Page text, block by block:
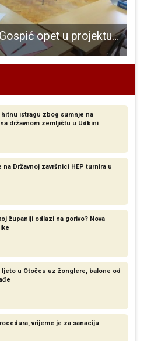
BRAVO: Gimnazija Gospić opet u projektu programa Erasmus+
istragu zbog sumnje na
državnom zemljištu u Udbini
Državnoj završnici HEP turnira u
županiji odlazi na gorivo? Nova
u Otočcu uz žonglere, balone od
vrijeme je za sanaciju